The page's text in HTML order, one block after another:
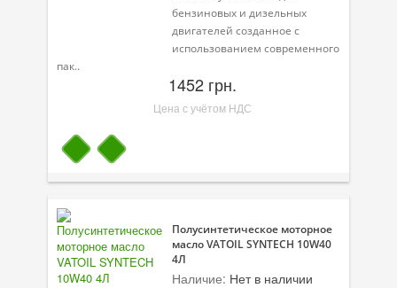
бензиновых и дизельных
двигателей созданное с
использованием современного
пак..
1452 грн.
Цена с учётом НДС
Полусинтетическое моторное
масло VATOIL SYNTECH 10W40
4Л
Наличие: Нет в наличии